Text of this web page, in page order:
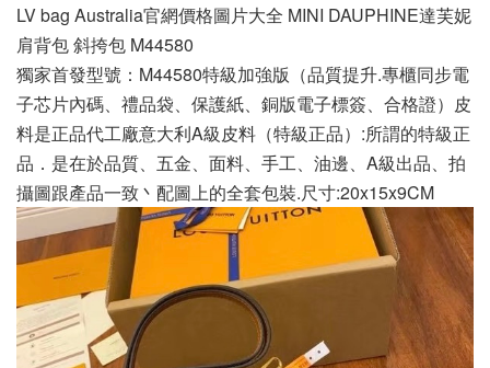
LV bag Australia官網價格圖片大全 MINI DAUPHINE達芙妮
肩背包 斜挎包 M44580
獨家首發型號：M44580特級加強版（品質提升.專櫃同步電
子芯片內碼、禮品袋、保護紙、銅版電子標簽、合格證）皮
料是正品代工廠意大利A級皮料（特級正品）:所謂的特級正
品．是在於品質、五金、面料、手工、油邊、A級出品、拍
攝圖跟產品一致丶配圖上的全套包裝.尺寸:20x15x9CM